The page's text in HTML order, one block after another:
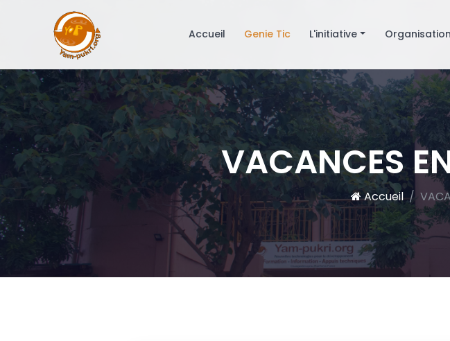
Accueil Genie Tic L'initiative Organisation
VACANCES
Accueil